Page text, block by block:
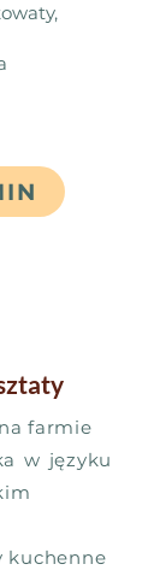
farmie
w języku
kuchenne